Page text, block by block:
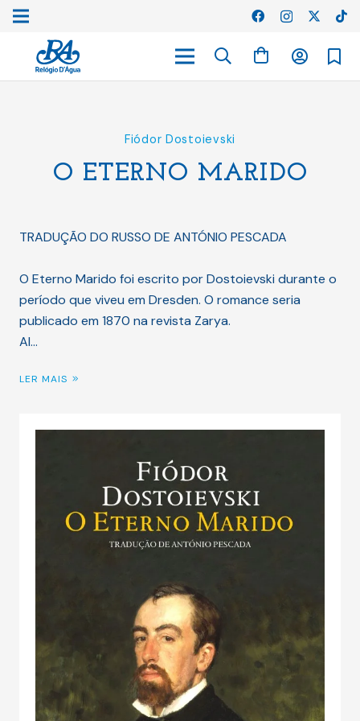
Fiódor Dostoievski
O ETERNO MARIDO
TRADUÇÃO DO RUSSO DE ANTÓNIO PESCADA
O Eterno Marido foi escrito por Dostoievski durante o
período que viveu em Dresden. O romance seria
publicado em 1870 na revista Zarya.
Al…
LER MAIS